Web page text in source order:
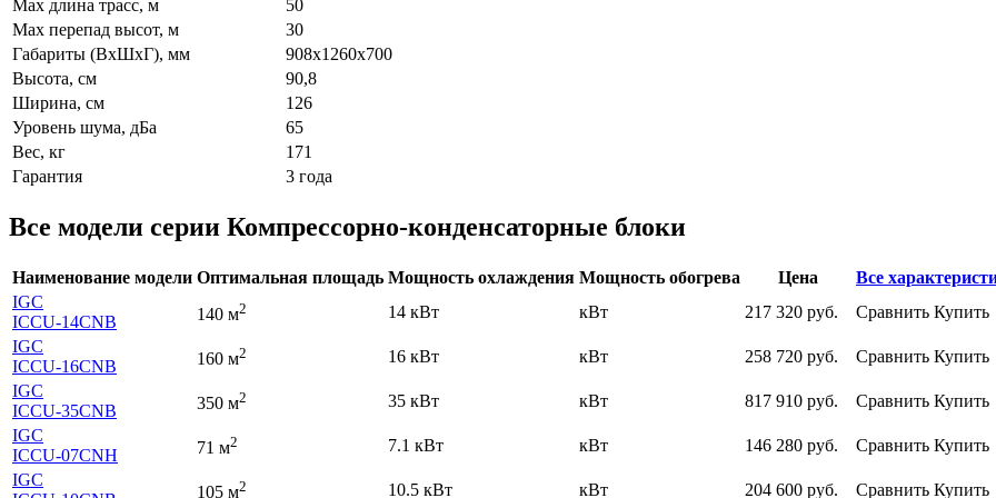
Max длина трасс, м
50
Max перепад высот, м
30
Габариты (ВхШхГ), мм
908x1260x700
Высота, см
90,8
Ширина, см
126
Уровень шума, дБа
65
Вес, кг
171
Гарантия
3 года
Все модели серии Компрессорно-конденсаторные блоки
Наименование модели Оптимальная площадь Мощность охлаждения Мощность обогрева Цена
Все
IGC
ICCU-14CNB
140 м2 14 кВт кВт 217 320 руб. Сравнить Купить
IGC
ICCU-16CNB
160 м2 16 кВт кВт 258 720 руб. Сравнить Купить
IGC
ICCU-35CNB
350 м2 35 кВт кВт 817 910 руб. Сравнить Купить
IGC
ICCU-07CNH
71 м2 7.1 кВт кВт 146 280 руб. Сравнить Купить
IGC
105 м2 10.5 кВт кВт 204 600 руб. Сравнить Купить